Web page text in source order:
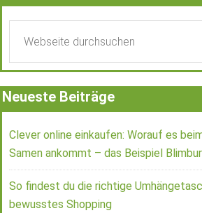
Neueste Beiträge
Clever online einkaufen: Worauf es
Samen ankommt – das Beispiel
So findest du die richtige
bewusstes Shopping